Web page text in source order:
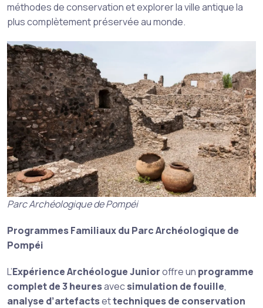
méthodes de conservation et explorer la ville antique la
plus complètement préservée au monde.
Parc Archéologique de Pompéi
Programmes Familiaux du Parc Archéologique de
Pompéi
L’Expérience Archéologue Junioroffre un programme
complet de 3 heuresavecsimulation de fouille,
analyse d’artefactsettechniques de conservation